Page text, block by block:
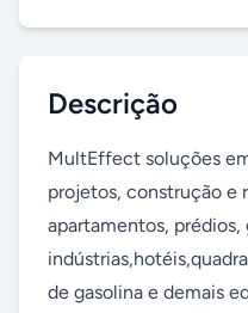
Descrição
MultEffect soluções
projetos, construção e
apartamentos, prédios,
de gasolina e demais